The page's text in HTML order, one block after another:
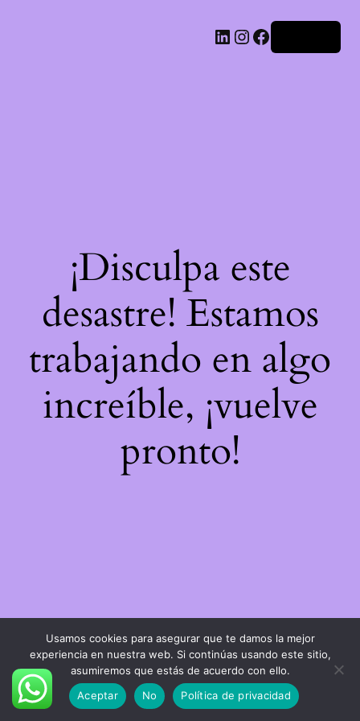
LinkedIn
Instagram
Facebook
¡Disculpa este
desastre! Estamos
trabajando en algo
increíble, ¡vuelve
pronto!
Usamos cookies para asegurar que te damos la mejor
experiencia en nuestra web. Si continúas usando este sitio,
asumiremos que estás de acuerdo con ello.
Aceptar
No Política de privacidad